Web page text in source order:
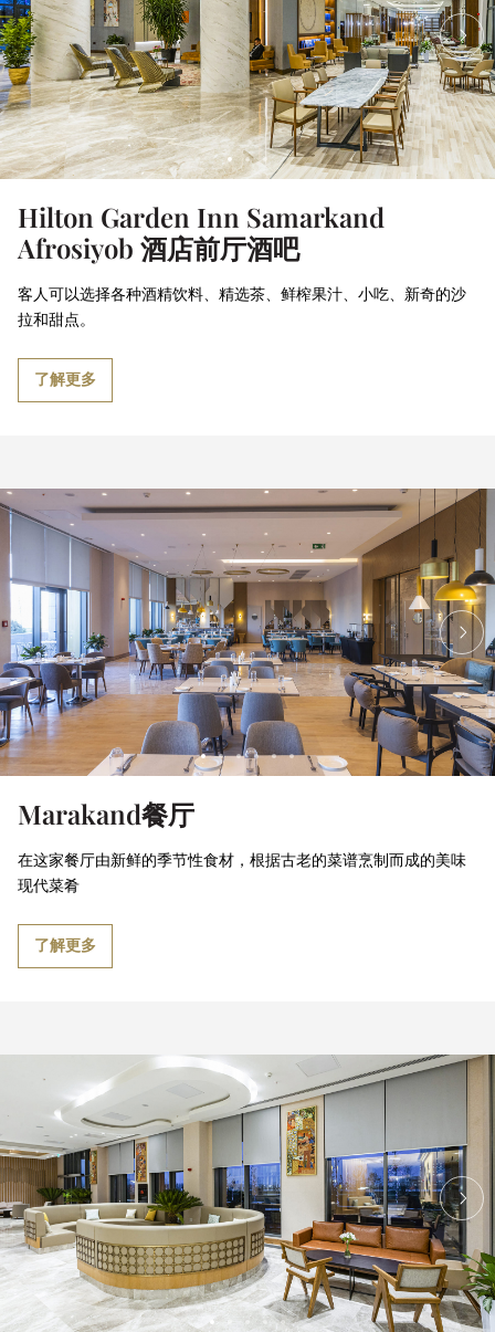
Hilton Garden Inn Samarkand
Afrosiyob 酒店前厅酒吧
客人可以选择各种酒精饮料、精选茶、鲜榨果汁、小吃、新奇的沙
拉和甜点。
了解更多
Marakand餐厅
在这家餐厅由新鲜的季节性食材，根据古老的菜谱烹制而成的美味
现代菜肴
了解更多